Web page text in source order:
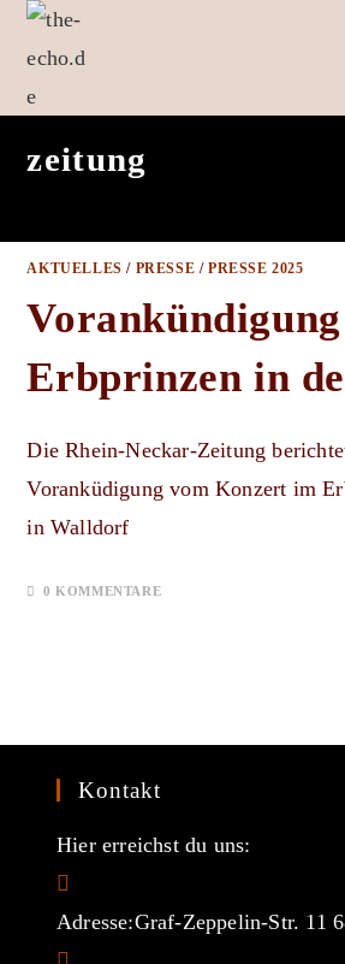
zeitung
AKTUELLES / PRESSE /PRESSE 2025
Vorankündigung
Erbprinzen in
Die Rhein-Neckar-Zeitung
Voranküdigung vom Konzert im
in Walldorf
0 KOMMENTARE
Kontakt
Hier erreichst du uns:
Adresse:Graf-Zeppelin-Str. 11